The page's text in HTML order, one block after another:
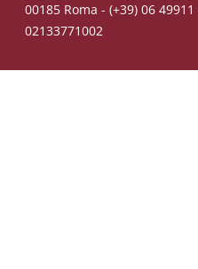
00185 Roma - (+39) 06
02133771002